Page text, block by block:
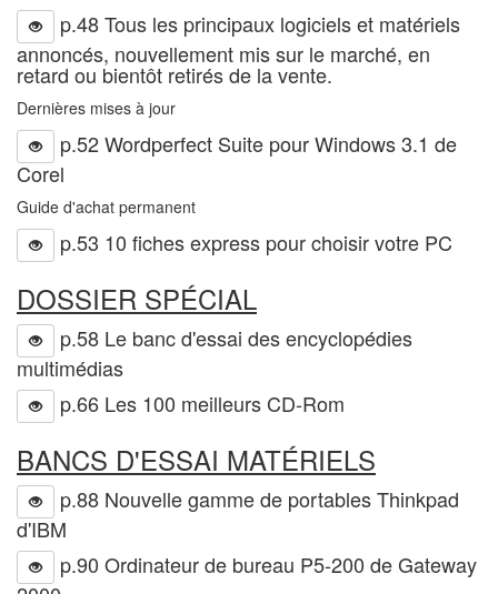
p.48 Tous les principaux logiciels et matériels
annoncés, nouvellement mis sur le marché, en
retard ou bientôt retirés de la vente.
Dernières mises à jour
p.52 Wordperfect Suite pour Windows 3.1 de
Corel
Guide d'achat permanent
p.53 10 fiches express pour choisir votre PC
DOSSIER SPÉCIAL
p.58 Le banc d'essai des encyclopédies
multimédias
p.66 Les 100 meilleurs CD-Rom
BANCS D'ESSAI MATÉRIELS
p.88 Nouvelle gamme de portables Thinkpad
d'IBM
p.90 Ordinateur de bureau P5-200 de Gateway